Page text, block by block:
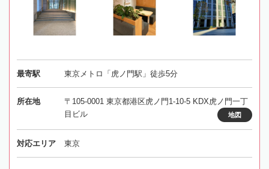
最寄駅 東京メトロ「虎ノ門駅」徒歩5分
所在地
〒105-0001 東京都港区虎ノ門1-10-5 KDX虎ノ門一丁
目ビル
地図
対応エリア 東京